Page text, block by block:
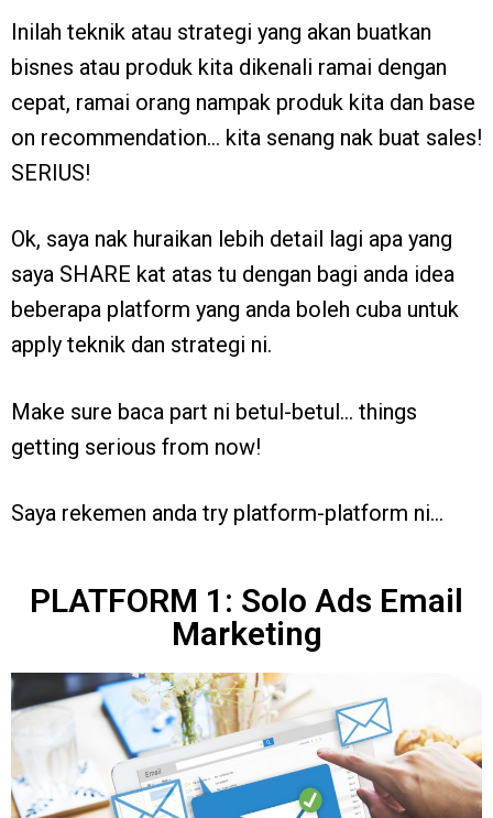
Inilah teknik atau strategi yang akan buatkan
bisnes atau produk kita dikenali ramai dengan
cepat, ramai orang nampak produk kita dan base
on recommendation… kita senang nak buat sales!
SERIUS!
Ok, saya nak huraikan lebih detail lagi apa yang
saya SHARE kat atas tu dengan bagi anda idea
beberapa platform yang anda boleh cuba untuk
apply teknik dan strategi ni.
Make sure baca part ni betul-betul… things
getting serious from now!
Saya rekemen anda try platform-platform ni…
PLATFORM 1: Solo Ads Email
Marketing